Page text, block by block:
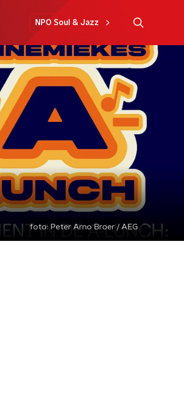
NPO Soul & Jazz
foto: Peter Arno Broer / AEG